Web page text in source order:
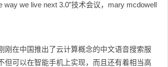
we live next 3.0”技术会议，mary mcdowell
在中国推出了云计算概念的中文语音搜索服
可以在智能手机上实现，而且还有着相当高